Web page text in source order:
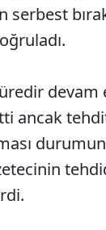
serbest
ancak